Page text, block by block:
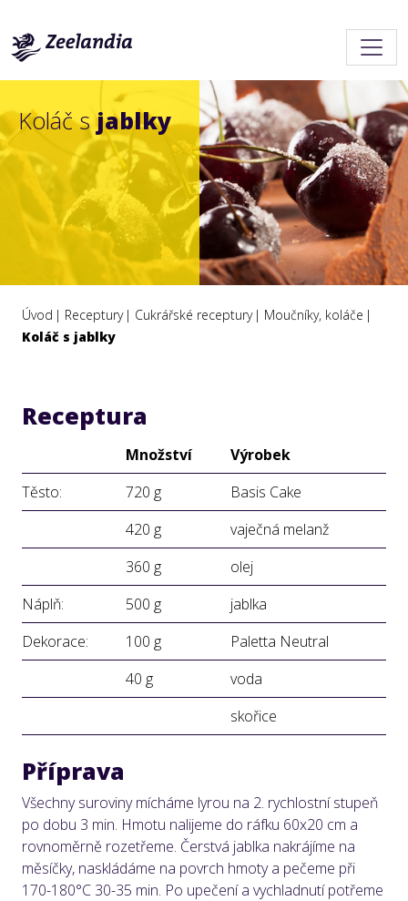
Koláč sjablky
Úvod Receptury Cukrářské receptury
Moučníky, koláče
Koláč s jablky
Receptura
Množství
Výrobek
Těsto:
720 g
Basis Cake
420 g
vaječná melanž
360 g
olej
Náplň:
500 g
jablka
Dekorace:
100 g
Paletta Neutral
40 g
voda
skořice
Příprava
Všechny suroviny mícháme lyrou na 2. rychlostní stupeň
po dobu 3 min. Hmotu nalijeme do ráfku 60x20 cm a
rovnoměrně rozetřeme. Čerstvá jablka nakrájíme na
měsíčky, naskládáme na povrch hmoty a pečeme při
170-180°C 30-35 min. Po upečení a vychladnutí potřeme